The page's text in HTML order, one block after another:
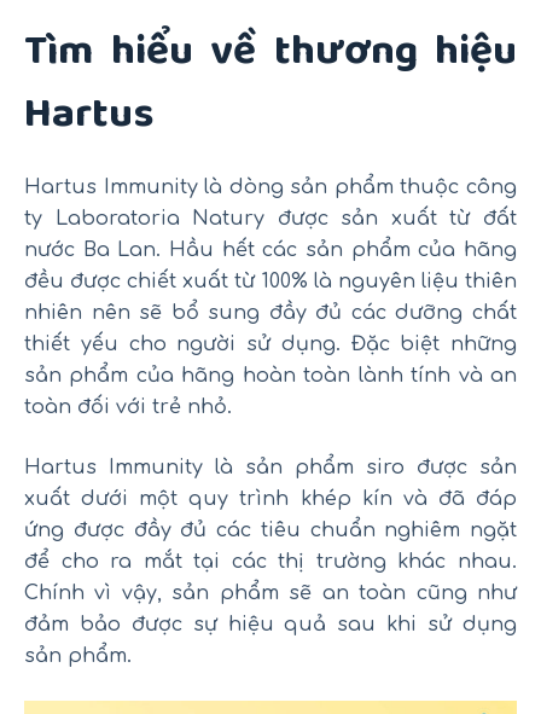
Tìm hiểu về thương hiệu
Hartus
Hartus Immunity là dòng sản phẩm thuộc công
ty Laboratoria Natury được sản xuất từ đất
nước Ba Lan. Hầu hết các sản phẩm của hãng
đều được chiết xuất từ 100% là nguyên liệu thiên
nhiên nên sẽ bổ sung đầy đủ các dưỡng chất
thiết yếu cho người sử dụng. Đặc biệt những
sản phẩm của hãng hoàn toàn lành tính và an
toàn đối với trẻ nhỏ.
Hartus Immunity là sản phẩm siro được sản
xuất dưới một quy trình khép kín và đã đáp
ứng được đầy đủ các tiêu chuẩn nghiêm ngặt
để cho ra mắt tại các thị trường khác nhau.
Chính vì vậy, sản phẩm sẽ an toàn cũng như
đảm bảo được sự hiệu quả sau khi sử dụng
sản phẩm.